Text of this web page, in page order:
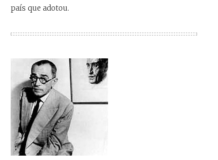
país que adotou.